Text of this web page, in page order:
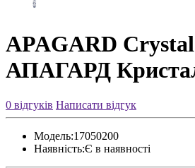
APAGARD
АПАГАРД
0 відгуків Написати відгук
Модель:17050200
Наявність:Є в наявності